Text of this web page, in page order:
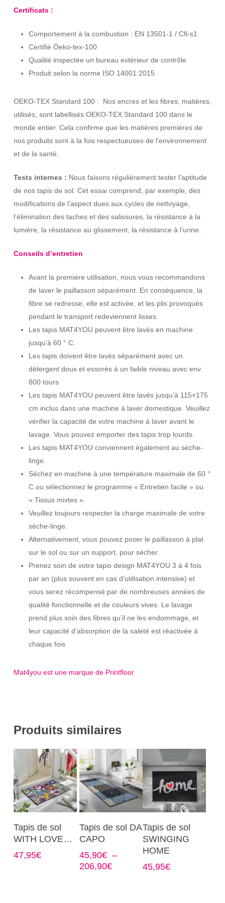
Certificats :
Comportement à la combustion : EN 13501-1 / Cfl-s1
Certifié Öeko-tex-100
Qualité inspectée un bureau extérieur de contrôle
Produit selon la norme ISO 14001:2015
OEKO-TEX Standard 100 : Nos encres et les fibres, matières,
utilisés, sont labellisés OEKO-TEX Standard 100 dans le
monde entier. Cela confirme que les matières premières de
nos produits sont à la fois respectueuses de l’environnement
et de la santé.
Tests internes : Nous faisons régulièrement tester l’aptitude
de nos tapis de sol. Cet essai comprend, par exemple, des
modifications de l’aspect dues aux cycles de nettoyage,
l’élimination des taches et des salissures, la résistance à la
lumière, la résistance au glissement, la résistance à l’urine.
Conseils d’entretien
Avant la première utilisation, nous vous recommandons
de laver le paillasson séparément. En conséquence, la
fibre se redresse, elle est activée, et les plis provoqués
pendant le transport redeviennent lisses.
Les tapis MAT4YOU peuvent être lavés en machine
jusqu’à 60 ° C.
Les tapis doivent être lavés séparément avec un
détergent doux et essorés à un faible niveau avec env.
800 tours
Les tapis MAT4YOU peuvent être lavés jusqu’à 115×175
cm inclus dans une machine à laver domestique. Veuillez
vérifier la capacité de votre machine à laver avant le
lavage. Vous pouvez emporter des tapis trop lourds.
Les tapis MAT4YOU conviennent également au sèche-
linge.
Séchez en machine à une température maximale de 60 °
C ou sélectionnez le programme « Entretien facile » ou
« Tissus mixtes ».
Veuillez toujours respecter la charge maximale de votre
sèche-linge.
Alternativement, vous pouvez poser le paillasson à plat
sur le sol ou sur un support, pour sécher.
Prenez soin de votre tapis design MAT4YOU 3 à 4 fois
par an (plus souvent en cas d’utilisation intensive) et
vous serez récompensé par de nombreuses années de
qualité fonctionnelle et de couleurs vives. Le lavage
prend plus soin des fibres qu’il ne les endommage, et
leur capacité d’absorption de la saleté est réactivée à
chaque fois
Mat4you est une marque de Printfloor
Produits similaires
Choix Des
Options
produit
a
plusieurs
Tapis de sol
WITH LOVE…
47,95€
Choix Des
Options
produit
a
plusieurs
variations.
Tapis de sol DA
CAPO
45,90€ –
206,90€Plage
Choix Des
Options
produit
a
variations.
Tapis de sol
SWINGING
HOME
45,95€